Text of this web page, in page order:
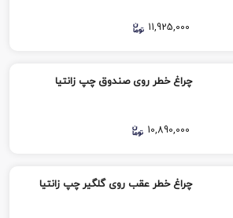
11,925,000
چراغ خطر روی صندوق چپ زانتیا
10,890,000
چراغ خطر عقب روی گلگیر چپ زانتیا